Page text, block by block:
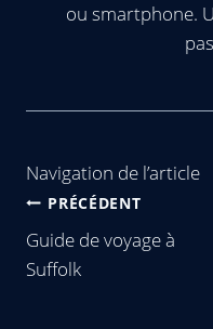
ou smartphone.
Navigation de l’article
PRÉCÉDENT
Guide de voyage à
Suffolk